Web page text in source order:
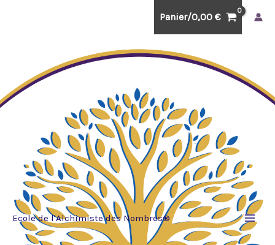
Panier/0,00 €
Ecole de l'Alchimiste des Nombres®